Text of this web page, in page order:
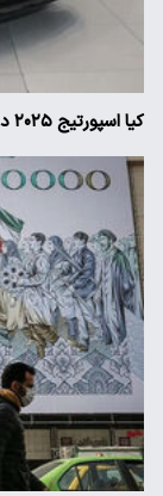
کیا اسپورتیج ۲۰۲۵ در ایران ارزش خرید دارد؟